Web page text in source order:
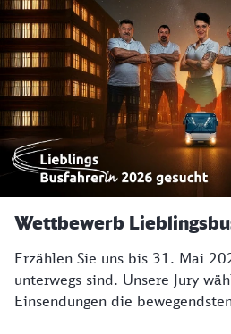
Wettbewerb
Erzählen Sie uns bis 31. Mai
unterwegs sind. Unsere Jury
Einsendungen die